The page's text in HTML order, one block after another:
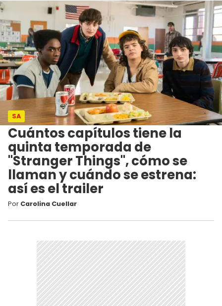
SA
Cuántos capítulos tiene la
quinta temporada de
"Stranger Things", cómo se
llaman y cuándo se estrena:
así es el trailer
Por Carolina Cuellar